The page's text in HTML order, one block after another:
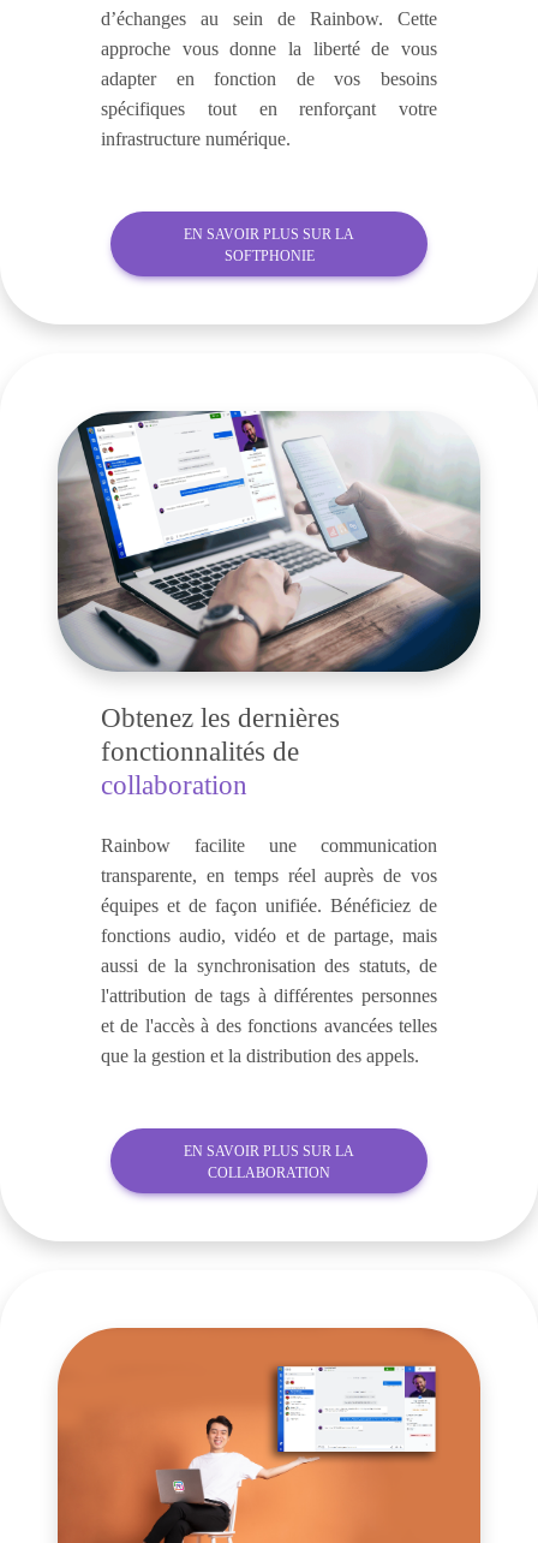
d’échanges au sein de Rainbow. Cette
approche vous donne la liberté de vous
adapter en fonction de vos besoins
spécifiques tout en renforçant votre
infrastructure numérique.
EN SAVOIR PLUS SUR LA
SOFTPHONIE
Obtenez les dernières
fonctionnalités de
collaboration
Rainbow facilite une communication
transparente, en temps réel auprès de vos
équipes et de façon unifiée. Bénéficiez de
fonctions audio, vidéo et de partage, mais
aussi de la synchronisation des statuts, de
l'attribution de tags à différentes personnes
et de l'accès à des fonctions avancées telles
que la gestion et la distribution des appels.
EN SAVOIR PLUS SUR LA
COLLABORATION